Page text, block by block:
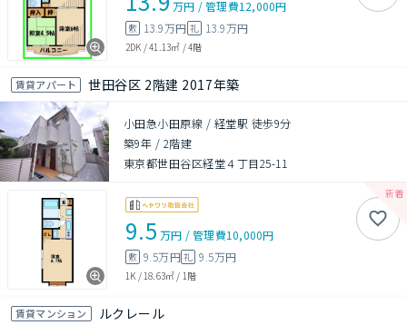
万円 /管理費12,000円
敷 13.9万円 礼 13.9万円
2DK /41.13㎡ /4階
賃貸アパート 世田谷区 2階建 2017年築
小田急小田原線 / 経堂駅 徒歩9分
築9年 / 2階建
東京都世田谷区経堂４丁目25-11
9.5 万円 /管理費10,000円
敷 9.5万円礼 9.5万円
1K /18.63㎡ / 1階
賃貸マンション ルクレール